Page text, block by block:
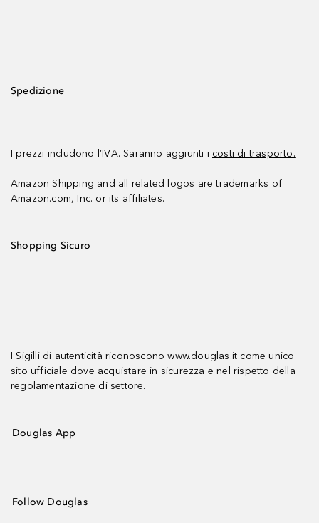
Spedizione
I prezzi includono l’IVA. Saranno aggiunti i costi di trasporto.
Amazon Shipping and all related logos are trademarks of
Amazon.com, Inc. or its affiliates.
Shopping Sicuro
I Sigilli di autenticità riconoscono www.douglas.it come unico
sito ufficiale dove acquistare in sicurezza e nel rispetto della
regolamentazione di settore.
Douglas App
Follow Douglas